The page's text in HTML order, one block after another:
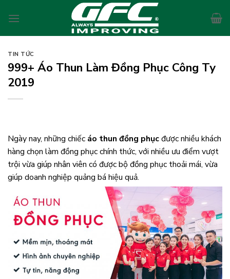
TIN TỨC
999+ Áo Thun Làm Đồng Phục Công Ty
2019
Ngày nay, những chiếc áo thun đồng phụcđược nhiều khách
hàng chọn làm đồng phục chính thức, với nhiều ưu điểm vượt
trội vừa giúp nhân viên có được bộ đồng phục thoải mái, vừa
giúp doanh nghiệp quảng bá hiệu quả.